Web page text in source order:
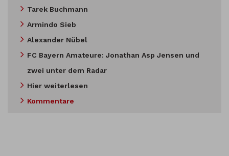
Tarek Buchmann
Armindo Sieb
Alexander Nübel
FC Bayern Amateure: Jonathan Asp Jensen und
zwei unter dem Radar
Hier weiterlesen
Kommentare